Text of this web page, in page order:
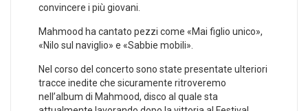
convincere i più giovani.
Mahmood ha cantato pezzi come «Mai figlio unico»,
«Nilo sul naviglio» e «Sabbie mobili».
Nel corso del concerto sono state presentate ulteriori
tracce inedite che sicuramente ritroveremo
nell’album di Mahmood, disco al quale sta